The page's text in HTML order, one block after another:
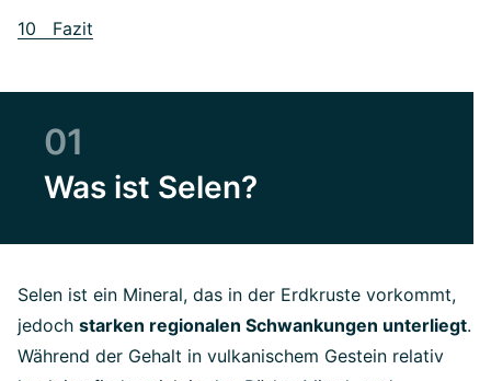
10 Fazit
01
Was ist Selen?
Selen ist ein Mineral, das in der Erdkruste vorkommt,
jedoch starken regionalen Schwankungen unterliegt.
Während der Gehalt in vulkanischem Gestein relativ